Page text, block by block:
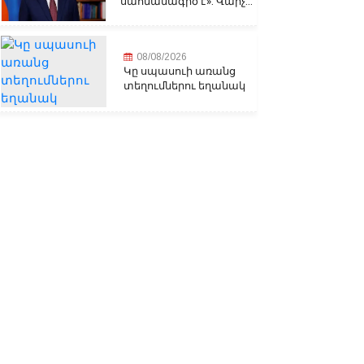
08/08/2026
Կը սպասուի առանց
տեղումներու եղանակ